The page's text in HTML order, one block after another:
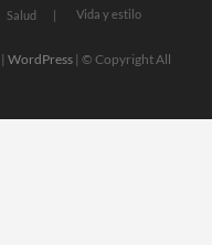
Salud Vida y estilo
|WordPress | © Copyright All